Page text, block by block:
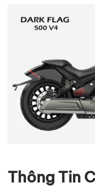
Thông Tin